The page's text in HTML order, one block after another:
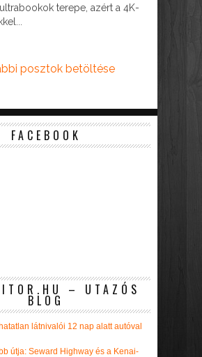
terepe, azért a 4K-
posztok betöltése
FACEBOOK
– UTAZÓS
BLOG
látnivalói 12 nap alatt autóval
útja: Seward Highway és a Kenai-